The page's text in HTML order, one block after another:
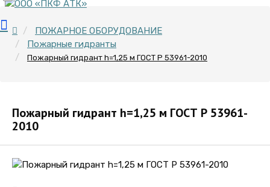
ПОЖАРНОЕ ОБОРУДОВАНИЕ
Пожарные гидранты
Пожарный гидрант h=1,25 м ГОСТ Р 53961-2010
Пожарный гидрант h=1,25 м ГОСТ Р 53961-
2010